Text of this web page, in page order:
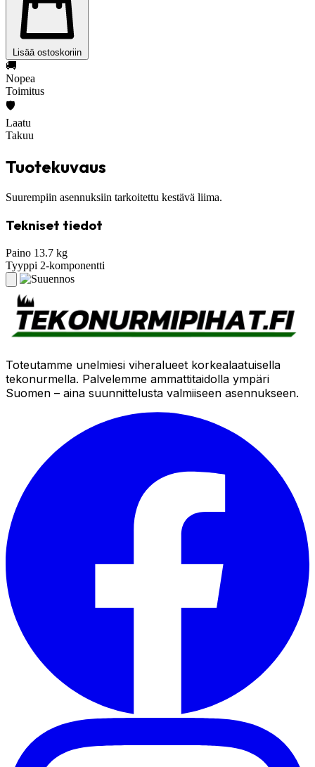
Lisää ostoskoriin
🚚
Nopea
Toimitus
🛡️
Laatu
Takuu
Tuotekuvaus
Suurempiin asennuksiin tarkoitettu kestävä liima.
Tekniset tiedot
Paino 13.7 kg
Tyyppi 2-komponentti
Toteutamme unelmiesi viheralueet korkealaatuisella
tekonurmella. Palvelemme ammattitaidolla ympäri
Suomen – aina suunnittelusta valmiiseen asennukseen.